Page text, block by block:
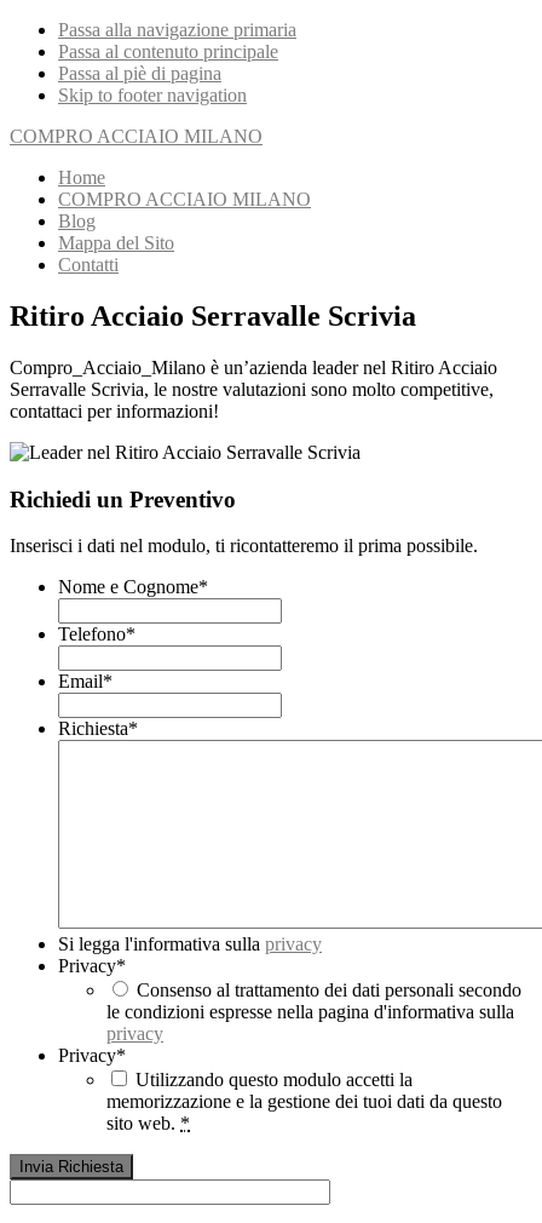
Passa alla navigazione primaria
Passa al contenuto principale
Passa al piè di pagina
Skip to footer navigation
COMPRO ACCIAIO MILANO
Home
COMPRO ACCIAIO MILANO
Blog
Mappa del Sito
Contatti
Ritiro Acciaio Serravalle Scrivia
Compro_Acciaio_Milano è un’azienda leader nel Ritiro Acciaio
Serravalle Scrivia, le nostre valutazioni sono molto competitive,
contattaci per informazioni!
Richiedi un Preventivo
Inserisci i dati nel modulo, ti ricontatteremo il prima possibile.
Nome e Cognome*
Telefono*
Email*
Richiesta*
Si legga l'informativa sulla privacy
Privacy*
Consenso al trattamento dei dati personali secondo
le condizioni espresse nella pagina d'informativa sulla
privacy
Privacy*
Utilizzando questo modulo accetti la
memorizzazione e la gestione dei tuoi dati da questo
sito web. *